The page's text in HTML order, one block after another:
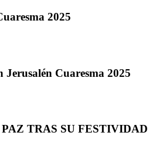
2025
Jerusalén Cuaresma 2025
TRAS SU FESTIVIDAD